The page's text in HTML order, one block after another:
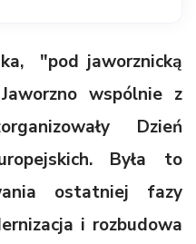
"pod jaworznicką
wspólnie z
Dzień
Była to
ostatniej fazy
i rozbudowa